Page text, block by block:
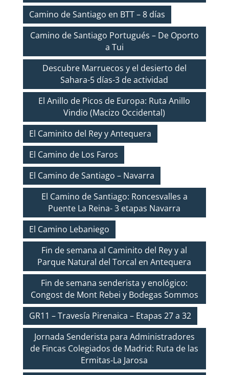
Camino de Santiago en BTT – 8 días
Camino de Santiago Portugués – De Oporto
a Tui
Descubre Marruecos y el desierto del
Sahara-5 días-3 de actividad
El Anillo de Picos de Europa: Ruta Anillo
Vindio (Macizo Occidental)
El Caminito del Rey y Antequera
El Camino de Los Faros
El Camino de Santiago – Navarra
El Camino de Santiago: Roncesvalles a
Puente La Reina- 3 etapas Navarra
El Camino Lebaniego
Fin de semana al Caminito del Rey y al
Parque Natural del Torcal en Antequera
Fin de semana senderista y enológico:
Congost de Mont Rebei y Bodegas Sommos
GR11 – Travesía Pirenaica – Etapas 27 a 32
Jornada Senderista para Administradores
de Fincas Colegiados de Madrid: Ruta de las
Ermitas-La Jarosa